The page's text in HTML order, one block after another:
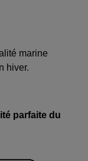
marine
hiver.
parfaite du